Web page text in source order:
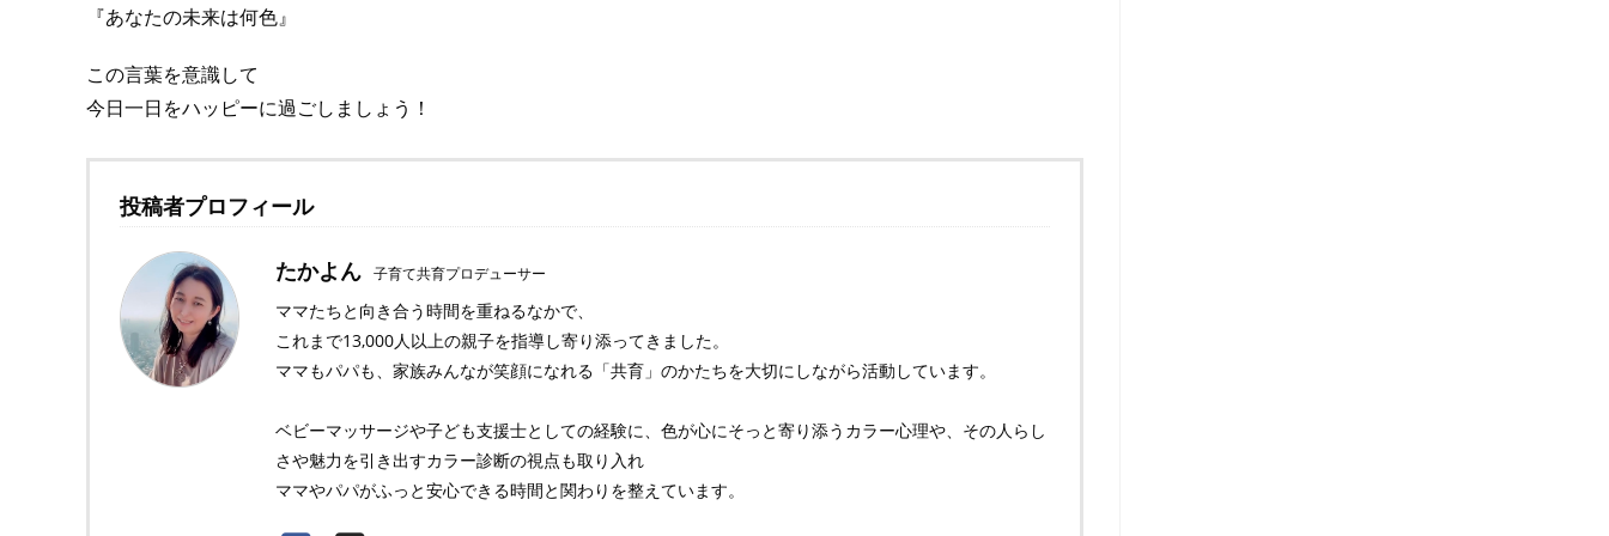
『あなたの未来は何色』
この言葉を意識して
今日一日をハッピーに過ごしましょう！
投稿者プロフィール
たかよん 子育て共育プロデューサー
ママたちと向き合う時間を重ねるなかで、
これまで13,000人以上の親子を指導し寄り添ってきました。
ママもパパも、家族みんなが笑顔になれる「共育」のかたちを大切にしながら活動しています。
ベビーマッサージや子ども支援士としての経験に、色が心にそっと寄り添うカラー心理や、その人らし
さや魅力を引き出すカラー診断の視点も取り入れ
ママやパパがふっと安心できる時間と関わりを整えています。